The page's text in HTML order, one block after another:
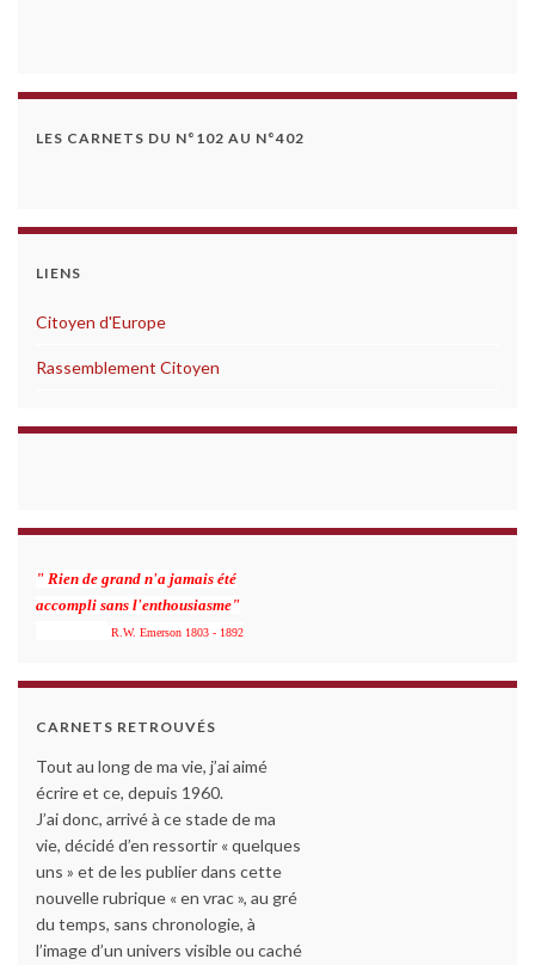
LES CARNETS DU N°102 AU N°402
LIENS
Citoyen d'Europe
Rassemblement Citoyen
" Rien de grand n'a jamais été
accompli sans l'enthousiasme"
R.W. Emerson 1803 - 1892
CARNETS RETROUVÉS
Tout au long de ma vie, j’ai aimé
écrire et ce, depuis 1960.
J’ai donc, arrivé à ce stade de ma
vie, décidé d’en ressortir « quelques
uns » et de les publier dans cette
nouvelle rubrique « en vrac », au gré
du temps, sans chronologie, à
l’image d’un univers visible ou caché